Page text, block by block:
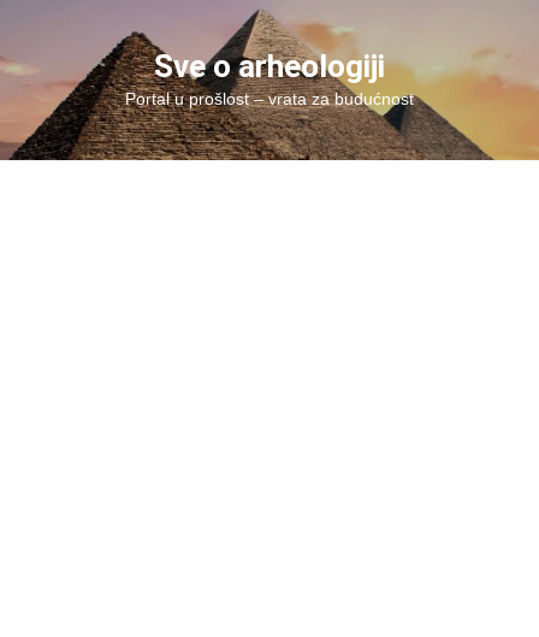
content
Sve o arheologiji
Portal u prošlost – vrata za budućnost